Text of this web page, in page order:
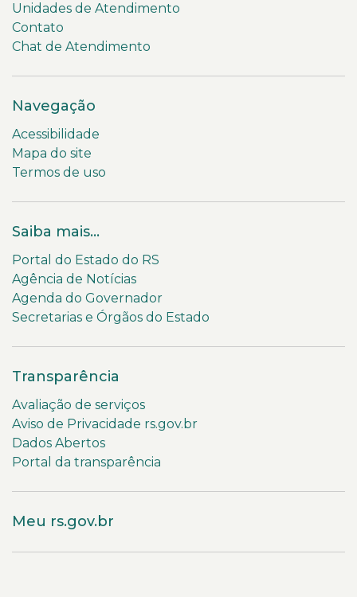
Unidades de Atendimento
Contato
Chat de Atendimento
Navegação
Acessibilidade
Mapa do site
Termos de uso
Saiba mais...
Portal do Estado do RS
Agência de Notícias
Agenda do Governador
Secretarias e Órgãos do Estado
Transparência
Avaliação de serviços
Aviso de Privacidade rs.gov.br
Dados Abertos
Portal da transparência
Meu rs.gov.br